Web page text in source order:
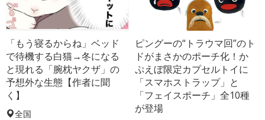
「もう寝るからね」ベッド
で待機する白猫→冬になる
と現れる「腕枕ヤクザ」の
予想外な生態【作者に聞
く】
全国
ピングーの“トラウマ回”のト
ドがまさかのポーチ化！か
ぷえぼ限定カプセルトイに
「スマホストラップ」と
「フェイスポーチ」全10種
が登場